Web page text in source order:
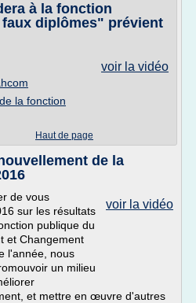
à la fonction
diplômes" prévient
voir la vidéo
la fonction
Haut de page
de la
voir la vidéo
de vous
sur les résultats
publique du
et Changement
l'année, nous
un milieu
et mettre en œuvre d'autres